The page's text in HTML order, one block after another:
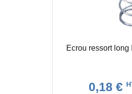
Ecrou ressort
0,18 €